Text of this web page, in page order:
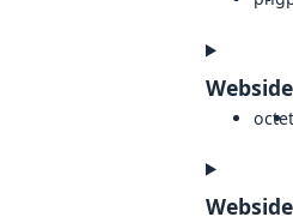
octet